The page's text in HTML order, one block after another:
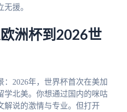
援。
洲杯到2026世
2026年，世界杯首次在美加
学北美。你想通过国内的咪咕
解说的激情与专业。但打开